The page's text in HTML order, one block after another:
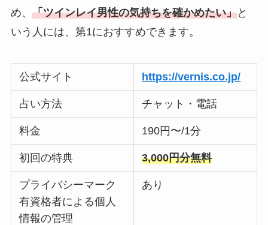
め、 「ツインレイ男性の気持ちを確かめたい」と
いう人には、第1におすすめできます。
公式サイト https://vernis.co.jp/
占い方法 チャット・電話
料金 190円〜/1分
初回の特典 3,000円分無料
プライバシーマーク
有資格者による個人
情報の管理
あり